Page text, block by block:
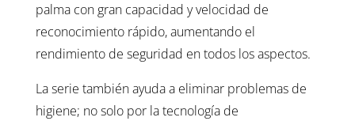
palma con gran capacidad y velocidad de
reconocimiento rápido, aumentando el
rendimiento de seguridad en todos los aspectos.
La serie también ayuda a eliminar problemas de
higiene; no solo por la tecnología de